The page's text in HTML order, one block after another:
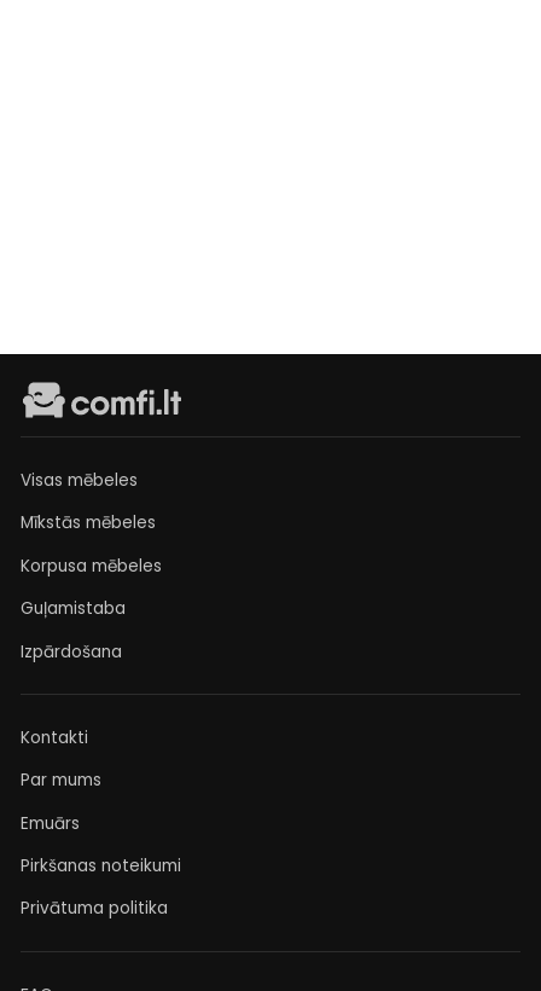
Visas mēbeles
Mīkstās mēbeles
Korpusa mēbeles
Guļamistaba
Izpārdošana
Kontakti
Par mums
Emuārs
Pirkšanas noteikumi
Privātuma politika